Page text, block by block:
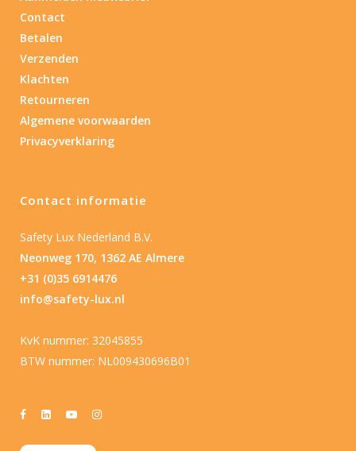
Contact
Betalen
Verzenden
Klachten
Retourneren
Algemene voorwaarden
Privacyverklaring
Contact informatie
Safety Lux Nederland B.V.
Neonweg 170, 1362 AE Almere
+31 (0)35 6914476
info@safety-lux.nl
KvK nummer: 32045855
BTW nummer: NL009430696B01